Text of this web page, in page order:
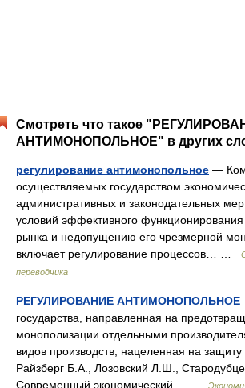
Смотреть что такое
АНТИМОНОПОЛЬНОЕ" в других
регулирование антимонопольное —
осуществляемых государством
административных и законодательных
условий эффективного функционирования
рынка и недопущению его чрезмерной
включает регулирование процессов… …
переводчика
РЕГУЛИРОВАНИЕ АНТИМОНОПОЛЬНОЕ
государства, направленная на
монополизации отдельными
видов производств, нацеленная на защиту
Райзберг Б.А., Лозовский Л.Ш.,
Современный экономический… …